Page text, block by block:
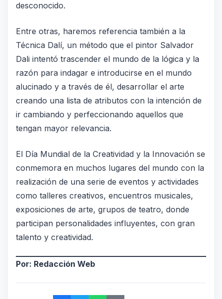
desconocido.
️Entre otras, haremos referencia también a la
Técnica Dalí, un método que el pintor Salvador
Dali intentó trascender el mundo de la lógica y la
razón para indagar e introducirse en el mundo
alucinado y a través de él, desarrollar el arte
creando una lista de atributos con la intención de
ir cambiando y perfeccionando aquellos que
tengan mayor relevancia.
El Día Mundial de la Creatividad y la Innovación se
conmemora en muchos lugares del mundo con la
realización de una serie de eventos y actividades
como talleres creativos, encuentros musicales,
exposiciones de arte, grupos de teatro, donde
participan personalidades influyentes, con gran
talento y creatividad.
Por: Redacción Web